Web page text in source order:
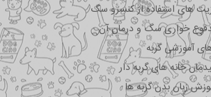
های استفاده از کنسرو سگ
خواری سگ و درمان آن
آموزشی گربه
خانه های گربه دار
زبان بدن گربه ها